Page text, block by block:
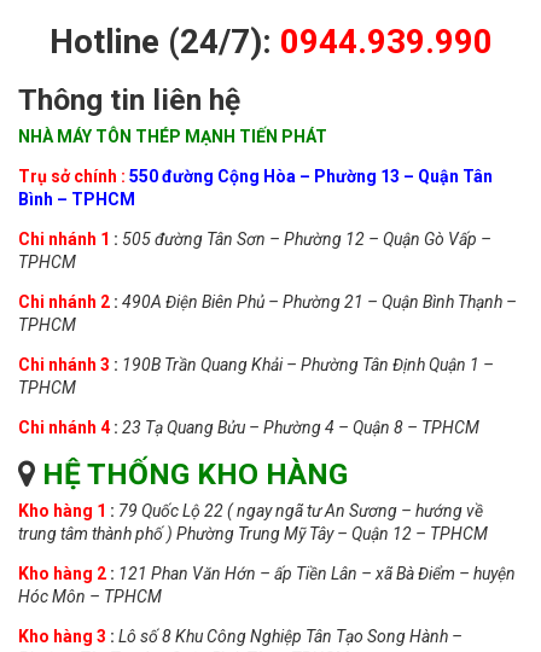
Hotline (24/7): 0944.939.990
Thông tin liên hệ
NHÀ MÁY TÔN THÉP MẠNH TIẾN PHÁT
Trụ sở chính : 550 đường Cộng Hòa – Phường 13 – Quận Tân
Bình – TPHCM
Chi nhánh 1 : 505 đường Tân Sơn – Phường 12 – Quận Gò Vấp –
TPHCM
Chi nhánh 2 : 490A Điện Biên Phủ – Phường 21 – Quận Bình Thạnh –
TPHCM
Chi nhánh 3 : 190B Trần Quang Khải – Phường Tân Định Quận 1 –
TPHCM
Chi nhánh 4: 23 Tạ Quang Bửu – Phường 4 – Quận 8 – TPHCM
HỆ THỐNG KHO HÀNG
Kho hàng 1 : 79 Quốc Lộ 22 ( ngay ngã tư An Sương – hướng về
trung tâm thành phố ) Phường Trung Mỹ Tây – Quận 12 – TPHCM
Kho hàng 2 : 121 Phan Văn Hớn – ấp Tiền Lân – xã Bà Điểm – huyện
Hóc Môn – TPHCM
Kho hàng 3 : Lô số 8 Khu Công Nghiệp Tân Tạo Song Hành –